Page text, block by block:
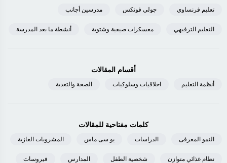
تعليم فرنساوي جولي فونكس مدرسين أجانب
التعليم الترفيهي معسكرات صيفية وشتوية أنشطة ما بعد المدرسة
أقسام المقالات
أنظمة التعليم اخلاقيات وسلوكيات الصحة والتغذية
كلمات مفتاحية للمقالات
النمو المعرفى الدراسات يو سى ماس المشروبات الغازية
نظام غذائي متوازن شخصية الطفل المدارس فيروسات